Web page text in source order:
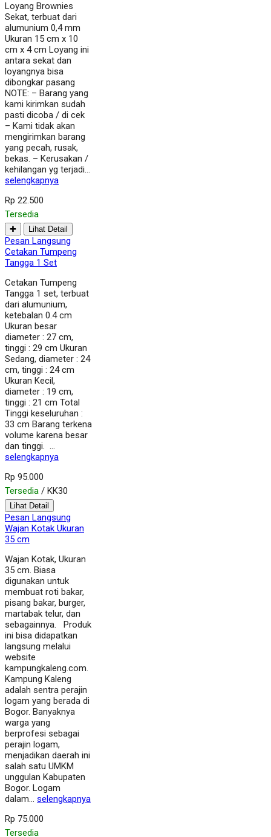
Loyang Brownies
Sekat, terbuat dari
alumunium 0,4 mm
Ukuran 15 cm x 10
cm x 4 cm Loyang ini
antara sekat dan
loyangnya bisa
dibongkar pasang
NOTE: – Barang yang
kami kirimkan sudah
pasti dicoba / di cek
– Kami tidak akan
mengirimkan barang
yang pecah, rusak,
bekas. – Kerusakan /
kehilangan yg terjadi…
selengkapnya
Rp 22.500
Tersedia
✚ Lihat Detail
Pesan Langsung
Cetakan Tumpeng
Tangga 1 Set
Cetakan Tumpeng
Tangga 1 set, terbuat
dari alumunium,
ketebalan 0.4 cm
Ukuran besar
diameter : 27 cm,
tinggi : 29 cm Ukuran
Sedang, diameter : 24
cm, tinggi : 24 cm
Ukuran Kecil,
diameter : 19 cm,
tinggi : 21 cm Total
Tinggi keseluruhan :
33 cm Barang terkena
volume karena besar
dan tinggi. …
selengkapnya
Rp 95.000
Tersedia / KK30
Lihat Detail
Pesan Langsung
Wajan Kotak Ukuran
35 cm
Wajan Kotak, Ukuran
35 cm. Biasa
digunakan untuk
membuat roti bakar,
pisang bakar, burger,
martabak telur, dan
sebagainnya. Produk
ini bisa didapatkan
langsung melalui
website
kampungkaleng.com.
Kampung Kaleng
adalah sentra perajin
logam yang berada di
Bogor. Banyaknya
warga yang
berprofesi sebagai
perajin logam,
menjadikan daerah ini
salah satu UMKM
unggulan Kabupaten
Bogor. Logam
dalam… selengkapnya
Rp 75.000
Tersedia